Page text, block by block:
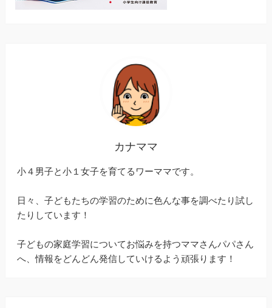
カナママ
小４男子と小１女子を育てるワーママです。
日々、子どもたちの学習のために色んな事を調べたり試し
たりしています！
子どもの家庭学習についてお悩みを持つママさんパパさん
へ、情報をどんどん発信していけるよう頑張ります！